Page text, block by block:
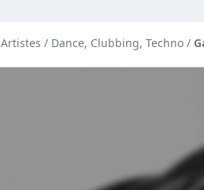
Artistes / Dance, Clubbing, Techno /